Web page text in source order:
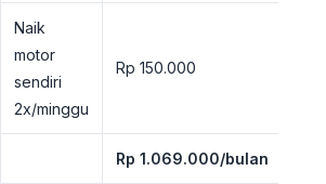
Naik
motor
sendiri
2x/minggu
Rp 150.000
Rp 1.069.000/bulan